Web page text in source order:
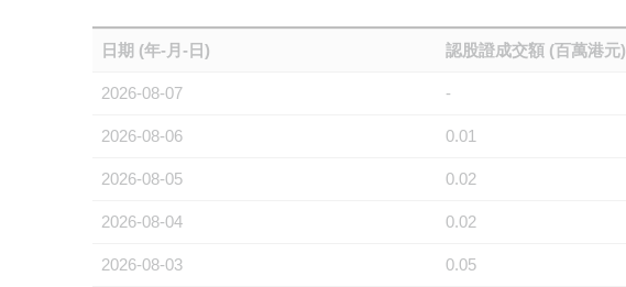
日期 (年-月-日) 認股證成交額 (百萬港元)
2026-08-07 -
2026-08-06 0.01
2026-08-05 0.02
2026-08-04 0.02
2026-08-03 0.05